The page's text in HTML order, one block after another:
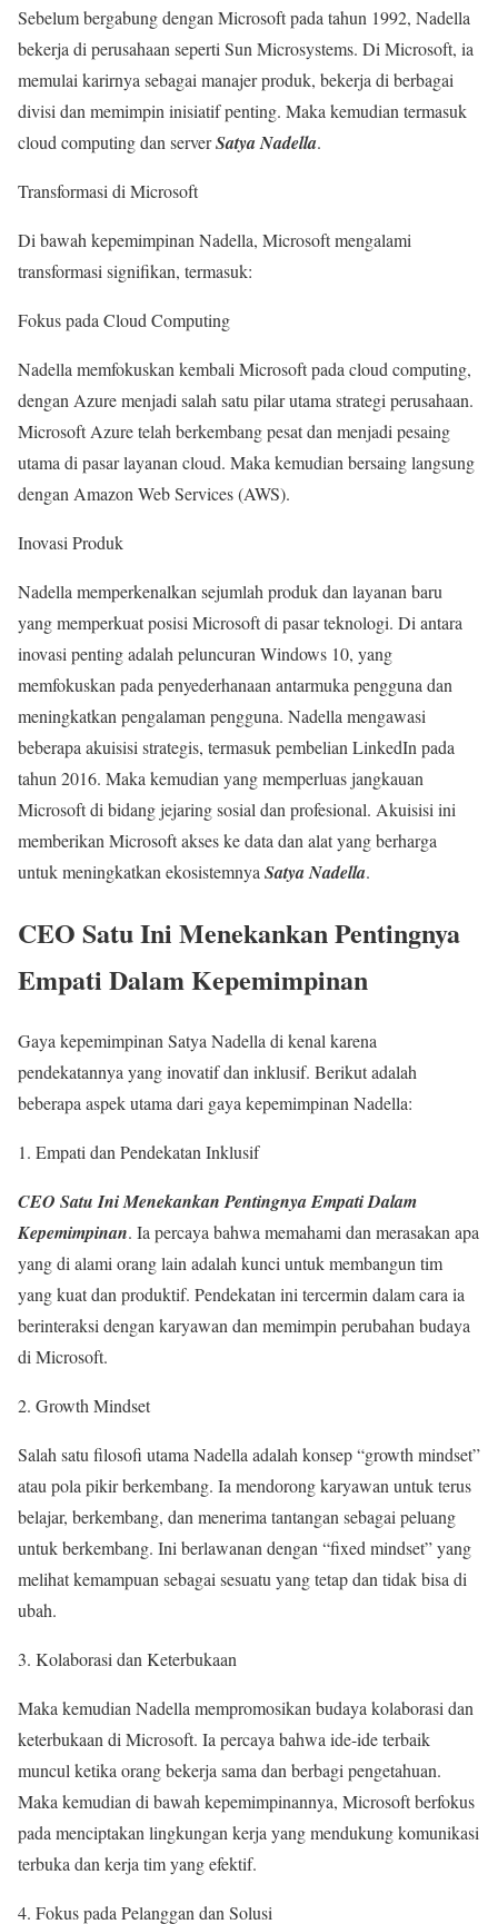
Sebelum bergabung dengan Microsoft pada tahun 1992, Nadella
bekerja di perusahaan seperti Sun Microsystems. Di Microsoft, ia
memulai karirnya sebagai manajer produk, bekerja di berbagai
divisi dan memimpin inisiatif penting. Maka kemudian termasuk
cloud computing dan serverSatya Nadella.
Transformasi di Microsoft
Di bawah kepemimpinan Nadella, Microsoft mengalami
transformasi signifikan, termasuk:
Fokus pada Cloud Computing
Nadella memfokuskan kembali Microsoft pada cloud computing,
dengan Azure menjadi salah satu pilar utama strategi perusahaan.
Microsoft Azure telah berkembang pesat dan menjadi pesaing
utama di pasar layanan cloud. Maka kemudian bersaing langsung
dengan Amazon Web Services (AWS).
Inovasi Produk
Nadella memperkenalkan sejumlah produk dan layanan baru
yang memperkuat posisi Microsoft di pasar teknologi. Di antara
inovasi penting adalah peluncuran Windows 10, yang
memfokuskan pada penyederhanaan antarmuka pengguna dan
meningkatkan pengalaman pengguna. Nadella mengawasi
beberapa akuisisi strategis, termasuk pembelian LinkedIn pada
tahun 2016. Maka kemudian yang memperluas jangkauan
Microsoft di bidang jejaring sosial dan profesional. Akuisisi ini
memberikan Microsoft akses ke data dan alat yang berharga
untuk meningkatkan ekosistemnya Satya Nadella.
CEO Satu Ini Menekankan Pentingnya
Empati Dalam Kepemimpinan
Gaya kepemimpinan Satya Nadella di kenal karena
pendekatannya yang inovatif dan inklusif. Berikut adalah
beberapa aspek utama dari gaya kepemimpinan Nadella:
1. Empati dan Pendekatan Inklusif
CEO Satu Ini Menekankan Pentingnya Empati Dalam
Kepemimpinan. Ia percaya bahwa memahami dan merasakan apa
yang di alami orang lain adalah kunci untuk membangun tim
yang kuat dan produktif. Pendekatan ini tercermin dalam cara ia
berinteraksi dengan karyawan dan memimpin perubahan budaya
di Microsoft.
2. Growth Mindset
Salah satu filosofi utama Nadella adalah konsep “growth mindset”
atau pola pikir berkembang. Ia mendorong karyawan untuk terus
belajar, berkembang, dan menerima tantangan sebagai peluang
untuk berkembang. Ini berlawanan dengan “fixed mindset” yang
melihat kemampuan sebagai sesuatu yang tetap dan tidak bisa di
ubah.
3. Kolaborasi dan Keterbukaan
Maka kemudian Nadella mempromosikan budaya kolaborasi dan
keterbukaan di Microsoft. Ia percaya bahwa ide-ide terbaik
muncul ketika orang bekerja sama dan berbagi pengetahuan.
Maka kemudian di bawah kepemimpinannya, Microsoft berfokus
pada menciptakan lingkungan kerja yang mendukung komunikasi
terbuka dan kerja tim yang efektif.
4. Fokus pada Pelanggan dan Solusi